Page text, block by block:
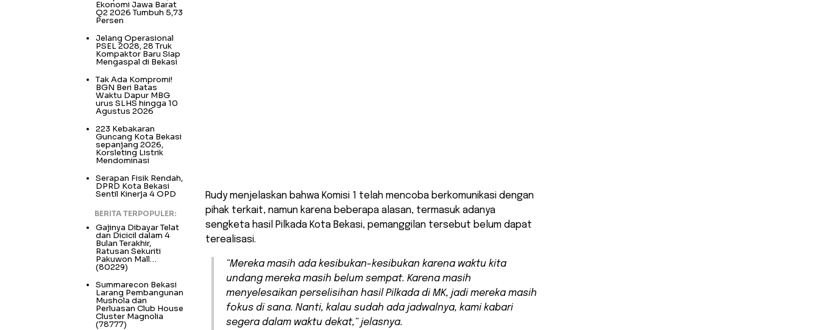
Rudy menjelaskan bahwa Komisi 1 telah mencoba berkomunikasi dengan
pihak terkait, namun karena beberapa alasan, termasuk adanya
sengketa hasil Pilkada Kota Bekasi, pemanggilan tersebut belum dapat
terealisasi.
“Mereka masih ada kesibukan-kesibukan karena waktu kita
undang mereka masih belum sempat. Karena masih
menyelesaikan perselisihan hasil Pilkada di MK, jadi mereka masih
fokus di sana. Nanti, kalau sudah ada jadwalnya, kami kabari
segera dalam waktu dekat,” jelasnya.
Ekonomi Jawa Barat
Q2 2026 Tumbuh 5,73
Persen
Jelang Operasional
PSEL 2028, 28 Truk
Kompaktor Baru Siap
Mengaspal di Bekasi
Tak Ada Kompromi!
BGN Beri Batas
Waktu Dapur MBG
urus SLHS hingga 10
Agustus 2026
223 Kebakaran
Guncang Kota Bekasi
sepanjang 2026,
Korsleting Listrik
Mendominasi
Serapan Fisik Rendah,
DPRD Kota Bekasi
Sentil Kinerja 4 OPD
BERITA TERPOPULER:
Gajinya Dibayar Telat
dan Dicicil dalam 4
Bulan Terakhir,
Ratusan Sekuriti
Pakuwon Mall…
(80229)
Summarecon Bekasi
Larang Pembangunan
Mushola dan
Perluasan Club House
Cluster Magnolia
(78777)